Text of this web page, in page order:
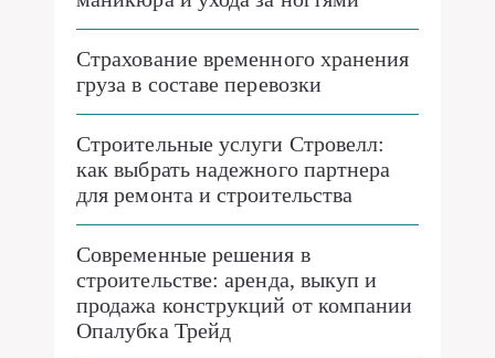
Страхование временного хранения
груза в составе перевозки
Строительные услуги Стровелл:
как выбрать надежного партнера
для ремонта и строительства
Современные решения в
строительстве: аренда, выкуп и
продажа конструкций от компании
Опалубка Трейд